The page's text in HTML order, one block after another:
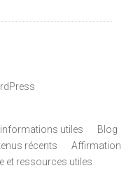
utiles
Blog
récents
Affirmation
et ressources utiles